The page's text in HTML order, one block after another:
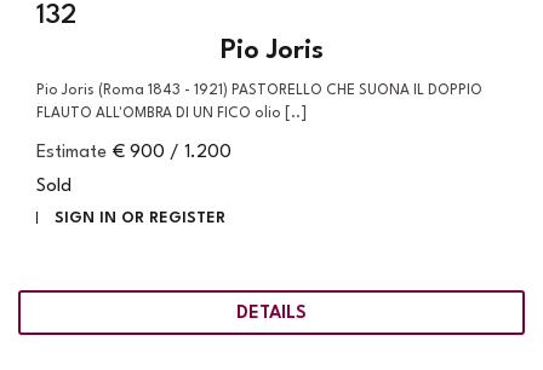
132
Pio Joris
Pio Joris (Roma 1843 - 1921) PASTORELLO CHE SUONA IL DOPPIO
FLAUTO ALL'OMBRA DI UN FICO olio [..]
Estimate € 900 / 1.200
Sold
SIGN IN OR REGISTER
DETAILS